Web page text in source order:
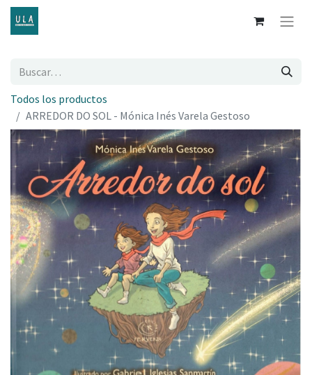
Todos los productos
ARREDOR DO SOL - Mónica Inés Varela Gestoso